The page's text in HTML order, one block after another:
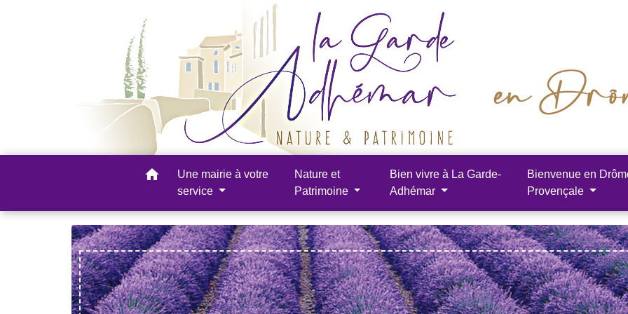
home
Une mairie à votre
service
Nature et
Patrimoine
Bien vivre à La Garde-
Adhémar
Bienvenue en
Provençale